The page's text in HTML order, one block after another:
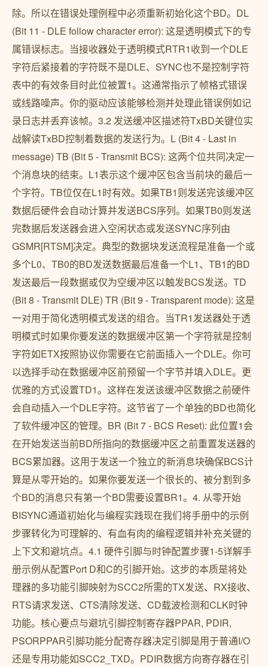
除。所以在错误处理例程中必须重新初始化这个BD。DL
(Bit 11 - DLE follow character error): 这是透明模式下的专
属错误标志。当接收器处于透明模式RTR1收到一个DLE
字符后紧接着的字符既不是DLE、SYNC也不是控制字符
表中的有效条目时此位被置1。这通常指示了帧格式错误
或线路噪声。你的驱动应该能够检测并处理此错误例如记
录日志并丢弃该帧。3.2 发送缓冲区描述符TxBD关键位实
战解读TxBD控制着数据的发送行为。L (Bit 4 - Last in
message) TB (Bit 5 - Transmit BCS): 这两个位共同决定一
个消息块的结束。L1表示这个缓冲区包含当前块的最后一
个字符。TB位仅在L1时有效。如果TB1则发送完该缓冲区
数据后硬件会自动计算并发送BCS序列。如果TB0则发送
完数据后发送器会进入空闲状态或发送SYNC序列由
GSMR[RTSM]决定。典型的数据块发送流程是准备一个或
多个L0、TB0的BD发送数据最后准备一个L1、TB1的BD
发送最后一段数据或仅为空缓冲区以触发BCS发送。TD
(Bit 8 - Transmit DLE) TR (Bit 9 - Transparent mode): 这是
一对用于简化透明模式发送的组合。当TR1发送器处于透
明模式时如果你要发送的数据缓冲区第一个字符就是控制
字符如ETX按照协议你需要在它前面插入一个DLE。你可
以选择手动在数据缓冲区前预留一个字节并填入DLE。更
优雅的方式设置TD1。这样在发送该缓冲区数据之前硬件
会自动插入一个DLE字符。这节省了一个单独的BD也简化
了软件缓冲区的管理。BR (Bit 7 - BCS Reset): 此位置1会
在开始发送当前BD所指向的数据缓冲区之前重置发送器的
BCS累加器。这用于发送一个独立的新消息块确保BCS计
算是从零开始的。如果你要发送一个很长的、被分割到多
个BD的消息只有第一个BD需要设置BR1。4. 从零开始
BISYNC通道初始化与编程实践现在我们将手册中的示例
步骤转化为可理解的、有血有肉的编程逻辑并补充关键的
上下文和避坑点。4.1 硬件引脚与时钟配置步骤1-5详解手
册示例从配置Port D和C的引脚开始。这步的本质是将处
理器的多功能引脚映射为SCC2所需的TX发送、RX接收、
RTS请求发送、CTS清除发送、CD载波检测和CLK时钟
功能。核心要点与避坑引脚控制寄存器PPAR, PDIR,
PSORPPAR引脚功能分配寄存器决定引脚是用于普通I/O
还是专用功能如SCC2_TXD。PDIR数据方向寄存器在引